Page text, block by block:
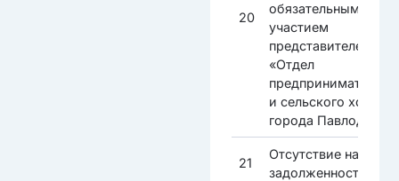
20
обязательным
участием
представителей ГУ
«Отдел
и сельского
города Павлодара»
21
Отсутствие
задолженности